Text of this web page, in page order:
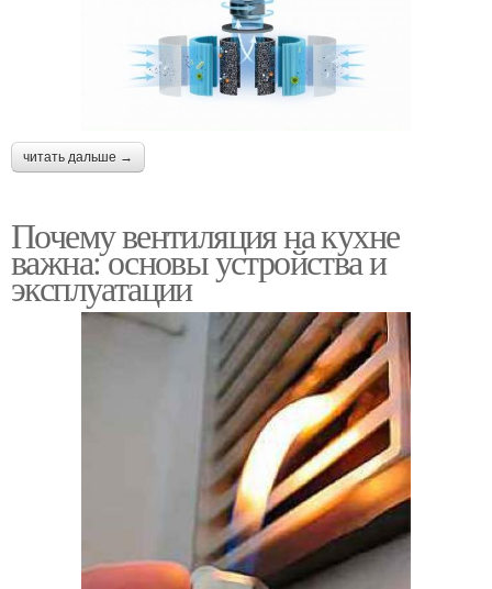
читать дальше →
Почему вентиляция на кухне
важна: основы устройства и
эксплуатации